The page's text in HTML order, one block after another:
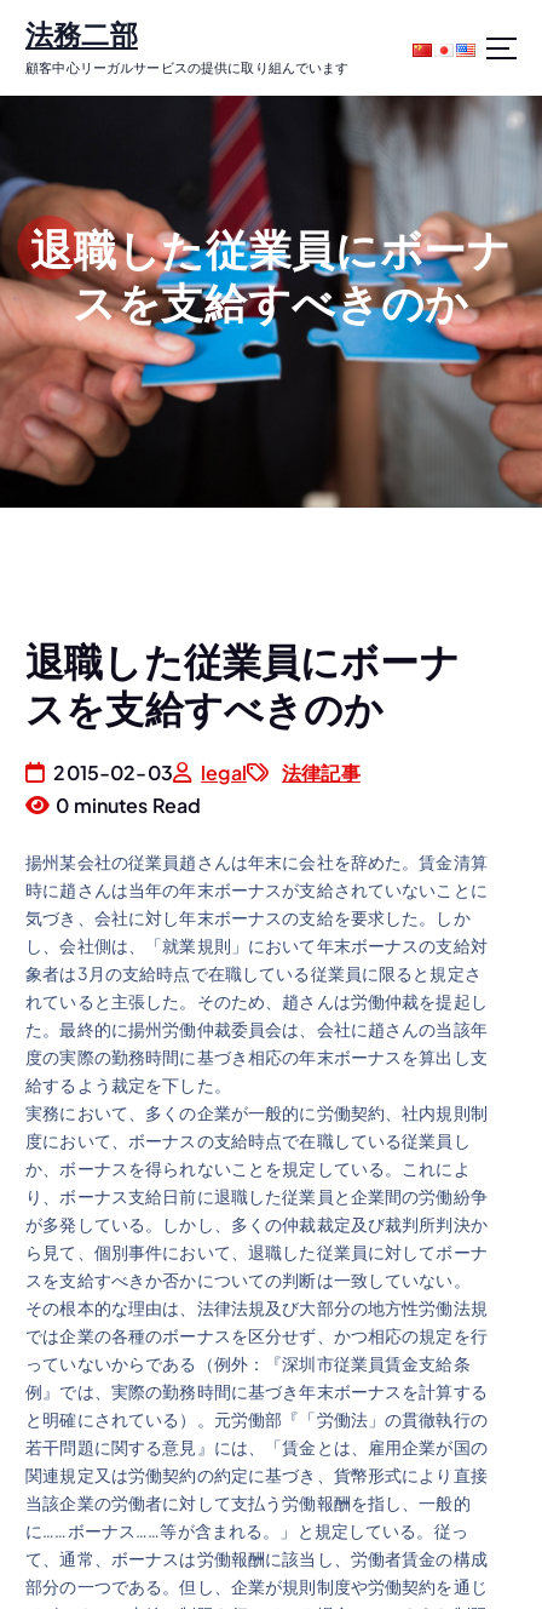
ン
ス
キ
プ
法務二部
顧客中心リーガルサービスの提供に取り組んでいます
退職した従業員にボーナ
スを支給すべきのか
退職した従業員にボーナ
スを支給すべきのか
2015-02-03 legal
法律記事
0 minutes Read
揚州某会社の従業員趙さんは年末に会社を辞めた。賃金清算
時に趙さんは当年の年末ボーナスが支給されていないことに
気づき、会社に対し年末ボーナスの支給を要求した。しか
し、会社側は、「就業規則」において年末ボーナスの支給対
象者は3月の支給時点で在職している従業員に限ると規定さ
れていると主張した。そのため、趙さんは労働仲裁を提起し
た。最終的に揚州労働仲裁委員会は、会社に趙さんの当該年
度の実際の勤務時間に基づき相応の年末ボーナスを算出し支
給するよう裁定を下した。
実務において、多くの企業が一般的に労働契約、社内規則制
度において、ボーナスの支給時点で在職している従業員し
か、ボーナスを得られないことを規定している。これによ
り、ボーナス支給日前に退職した従業員と企業間の労働紛争
が多発している。しかし、多くの仲裁裁定及び裁判所判決か
ら見て、個別事件において、退職した従業員に対してボーナ
スを支給すべきか否かについての判断は一致していない。
その根本的な理由は、法律法規及び大部分の地方性労働法規
では企業の各種のボーナスを区分せず、かつ相応の規定を行
っていないからである（例外：『深圳市従業員賃金支給条
例』では、実際の勤務時間に基づき年末ボーナスを計算する
と明確にされている）。元労働部『「労働法」の貫徹執行の
若干問題に関する意見』には、「賃金とは、雇用企業が国の
関連規定又は労働契約の約定に基づき、貨幣形式により直接
当該企業の労働者に対して支払う労働報酬を指し、一般的
に……ボーナス……等が含まれる。」と規定している。従っ
て、通常、ボーナスは労働報酬に該当し、労働者賃金の構成
部分の一つである。但し、企業が規則制度や労働契約を通じ